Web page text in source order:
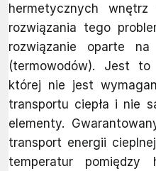
hermetycznych
rozwiązania tego
rozwiązanie oparte
(termowodów). Jest
której nie jest
transportu ciepła i nie
elementy.
transport energii
temperatur pomiędzy